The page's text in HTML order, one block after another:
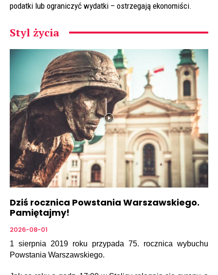
podatki lub ograniczyć wydatki – ostrzegają ekonomiści.
Styl życia
Dziś rocznica Powstania Warszawskiego.
Pamiętajmy!
2026-08-01
1 sierpnia 2019 roku przypada 75. rocznica wybuchu
Powstania Warszawskiego.